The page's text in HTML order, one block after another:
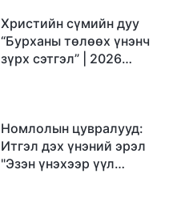
Христийн сүмийн дуу
“Бурханы төлөөх үнэнч
зүрх сэтгэл” | 2026
Номлолын цувралууд:
Итгэл дэх үнэний эрэл
"Эзэн үнэхээр үүл